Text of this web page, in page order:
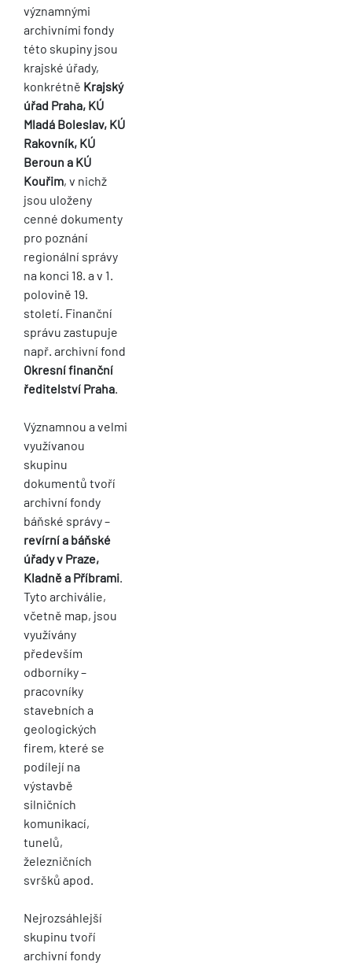
významnými
archivními fondy
této skupiny jsou
krajské úřady,
konkrétně Krajský
úřad Praha, KÚ
Mladá Boleslav, KÚ
Rakovník, KÚ
Beroun a KÚ
Kouřim, v nichž
jsou uloženy
cenné dokumenty
pro poznání
regionální správy
na konci 18. a v 1.
polovině 19.
století. Finanční
správu zastupuje
např. archivní fond
Okresní finanční
ředitelství Praha.
Významnou a velmi
využívanou
skupinu
dokumentů tvoří
archivní fondy
báňské správy –
revírní a báňské
úřady v Praze,
Kladně a Příbrami.
Tyto archiválie,
včetně map, jsou
využívány
především
odborníky –
pracovníky
stavebních a
geologických
firem, které se
podílejí na
výstavbě
silničních
komunikací,
tunelů,
železničních
svršků apod.
Nejrozsáhlejší
skupinu tvoří
archivní fondy